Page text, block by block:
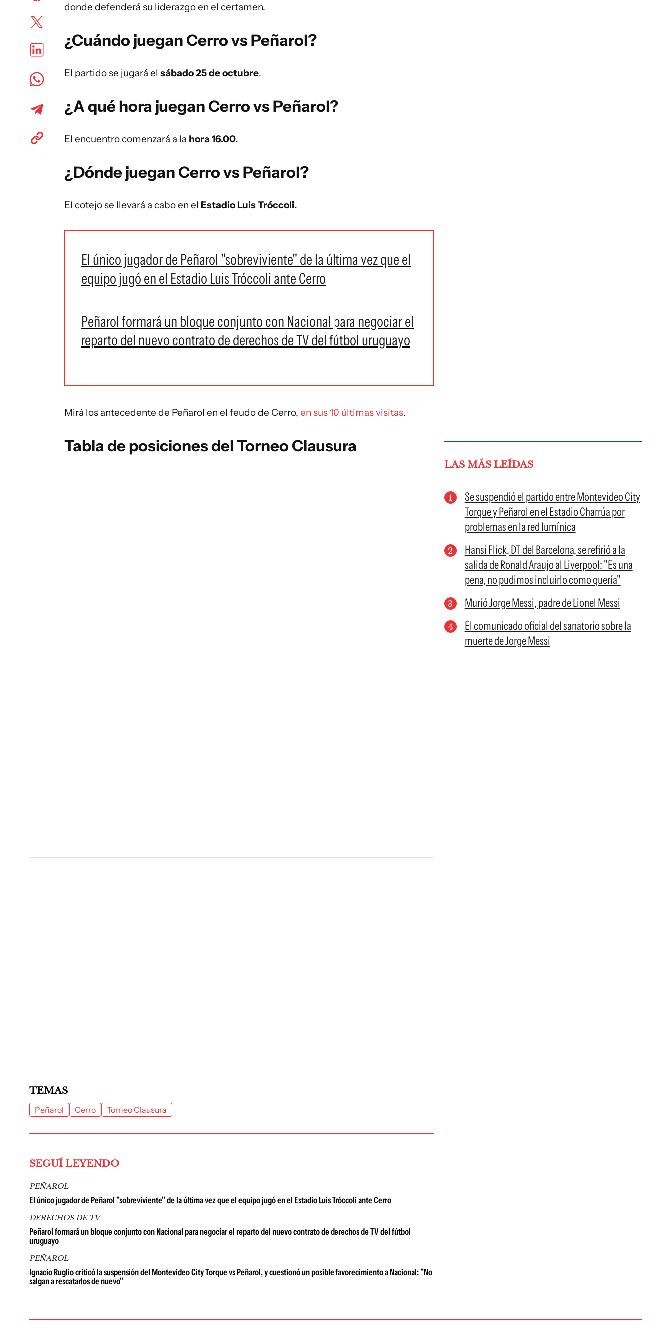
donde defenderá su liderazgo en el certamen.
¿Cuándo juegan Cerro vs Peñarol?
El partido se jugará el sábado 25 de octubre.
¿A qué hora juegan Cerro vs Peñarol?
El encuentro comenzará a la hora 16.00.
¿Dónde juegan Cerro vs Peñarol?
El cotejo se llevará a cabo en el Estadio Luis Tróccoli.
El único jugador de Peñarol "sobreviviente" de la última vez que el
equipo jugó en el Estadio Luis Tróccoli ante Cerro
Peñarol formará un bloque conjunto con Nacional para negociar el
reparto del nuevo contrato de derechos de TV del fútbol uruguayo
Mirá los antecedente de Peñarol en el feudo de Cerro, en sus 10 últimas visitas.
Tabla de posiciones del Torneo Clausura
LAS MÁS LEÍDAS
Se suspendió el partido entre Montevideo City
Torque y Peñarol en el Estadio Charrúa por
problemas en la red lumínica
Hansi Flick, DT del Barcelona, se refirió a la
salida de Ronald Araujo al Liverpool: "Es una
pena, no pudimos incluirlo como quería"
Murió Jorge Messi, padre de Lionel Messi
El comunicado oficial del sanatorio sobre la
muerte de Jorge Messi
TEMAS
Peñarol Cerro Torneo Clausura
SEGUÍ LEYENDO
PEÑAROL
El único jugador de Peñarol "sobreviviente" de la última vez que el equipo jugó en el Estadio Luis Tróccoli ante Cerro
DERECHOS DE TV
Peñarol formará un bloque conjunto con Nacional para negociar el reparto del nuevo contrato de derechos de TV del fútbol
uruguayo
PEÑAROL
Ignacio Ruglio criticó la suspensión del Montevideo City Torque vs Peñarol, y cuestionó un posible favorecimiento a Nacional: "No
salgan a rescatarlos de nuevo"